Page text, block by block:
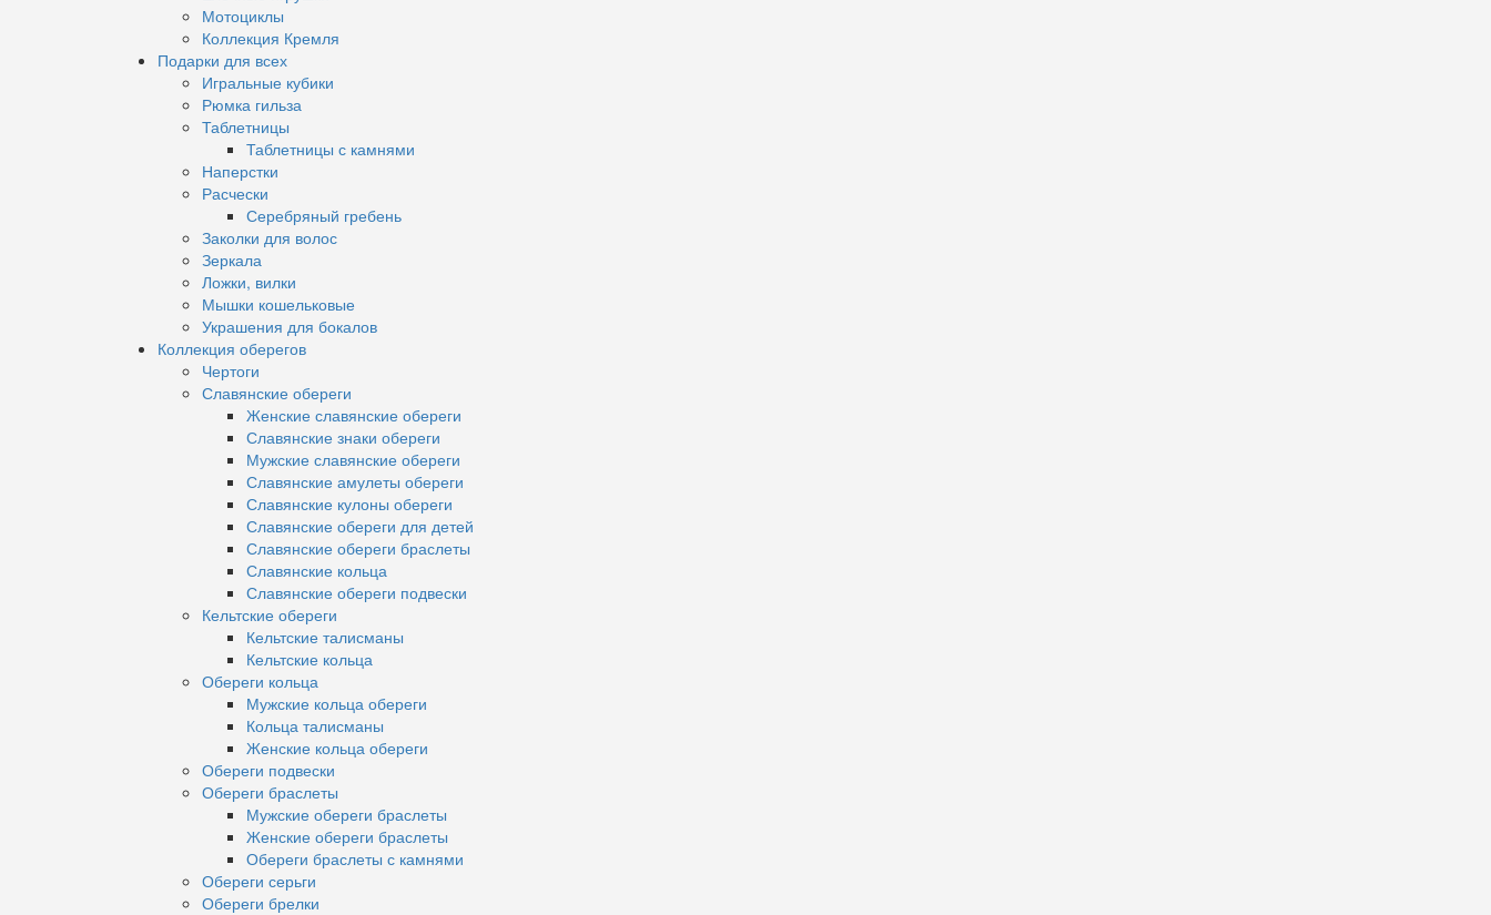
Мотоциклы
Коллекция Кремля
Подарки для всех
Игральные кубики
Рюмка гильза
Таблетницы
Таблетницы с камнями
Наперстки
Расчески
Серебряный гребень
Заколки для волос
Зеркала
Ложки, вилки
Мышки кошельковые
Украшения для бокалов
Коллекция оберегов
Чертоги
Славянские обереги
Женские славянские обереги
Славянские знаки обереги
Мужские славянские обереги
Славянские амулеты обереги
Славянские кулоны обереги
Славянские обереги для детей
Славянские обереги браслеты
Славянские кольца
Славянские обереги подвески
Кельтские обереги
Кельтские талисманы
Кельтские кольца
Обереги кольца
Мужские кольца обереги
Кольца талисманы
Женские кольца обереги
Обереги подвески
Обереги браслеты
Мужские обереги браслеты
Женские обереги браслеты
Обереги браслеты с камнями
Обереги серьги
Обереги брелки